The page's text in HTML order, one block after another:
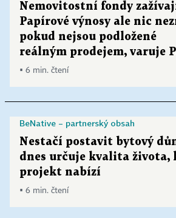
Nemovitostní fondy
Papírové výnosy ale nic
pokud nejsou podložené
reálným prodejem, varuje
▪ 6 min. čtení
BeNative – partnerský obsah
Nestačí postavit bytový
dnes určuje kvalita života,
projekt nabízí
▪ 6 min. čtení